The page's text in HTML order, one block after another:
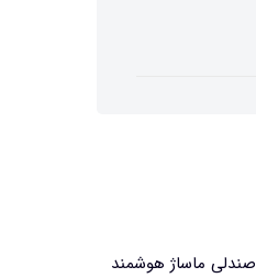
کمک کردند؟
ماساژ هوشمند